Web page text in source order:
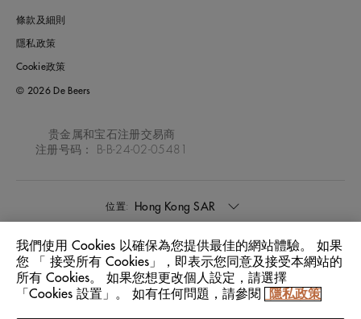
條款及細則
隱私政策
Cookie政策
© 2026 De Beers
贵金属和宝石注册交易商
注册号码： B-B-24-02-05481
位置: Hong Kong SAR
語言: 中文
我們使用 Cookies 以確保為您提供最佳的網站體驗。 如果
您 「 接受所有 Cookies」，即表示您同意及接受本網站的
所有 Cookies。 如果您想更改個人設定，請選擇
「Cookies 設置」。 如有任何問題，請參閱
隱私政策